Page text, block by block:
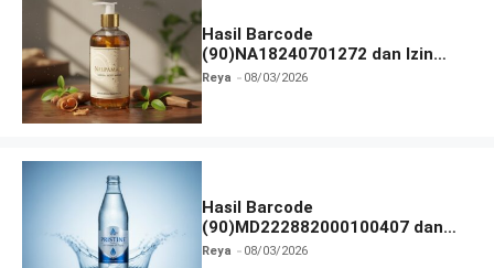
Hasil Barcode
(90)NA18240701272 dan Izin
BPOM
Reya 08/03/2026
Hasil Barcode
(90)MD222882000100407 dan
Izin BPOM
Reya 08/03/2026